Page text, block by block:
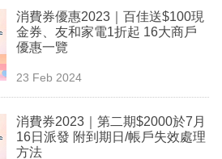
消費券優惠2023｜百佳送$100現
金券、友和家電1折起 16大商戶
優惠一覽
23 Feb 2024
消費券2023｜第二期$2000於7月
16日派發 附到期日/帳戶失效處理
方法